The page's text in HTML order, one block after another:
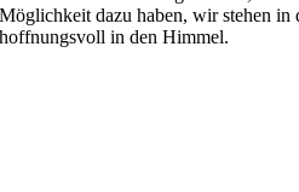
Möglichkeit dazu haben, wir stehen in
hoffnungsvoll in den Himmel.